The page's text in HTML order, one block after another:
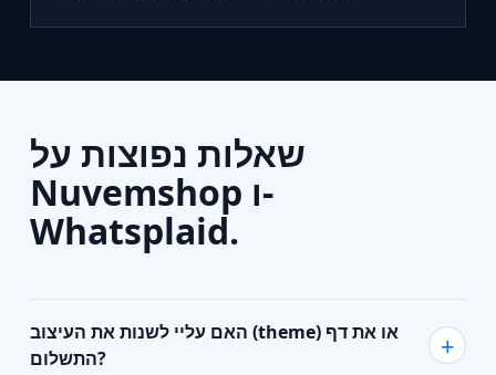
שאלות נפוצות על
Nuvemshop ו-
Whatsplaid.
האם עליי לשנות את העיצוב (theme) או את דף
התשלום?